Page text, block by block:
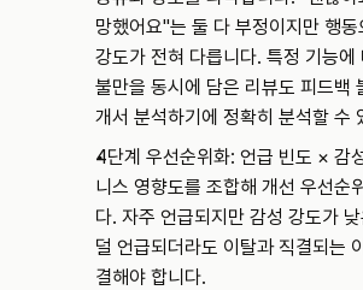
망했어요"는 둘 다 부정이지만 행
강도가 전혀 다릅니다. 특정 기능에
불만을 동시에 담은 리뷰도 피드백
개서 분석하기에 정확히 분석할 수
4단계 우선순위화: 언급 빈도 × 감
니스 영향도를 조합해 개선 우선순
다. 자주 언급되지만 감성 강도가
덜 언급되더라도 이탈과 직결되는
결해야 합니다.